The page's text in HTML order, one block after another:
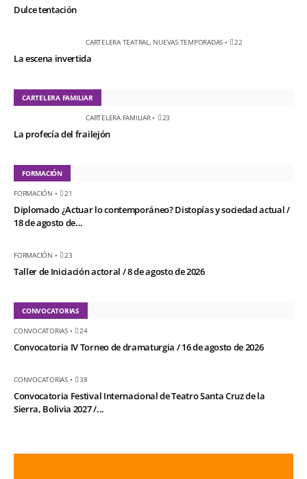
Dulce tentación
CARTELERA TEATRAL NUEVAS TEMPORADAS • 22
La escena invertida
CARTELERA FAMILIAR
CARTELERA FAMILIAR• 23
La profecía del frailejón
FORMACIÓN
FORMACIÓN • 21
Diplomado ¿Actuar lo contemporáneo? Distopías y sociedad actual /
18 de agosto de...
FORMACIÓN • 23
Taller de Iniciación actoral / 8 de agosto de 2026
CONVOCATORIAS
CONVOCATORIAS• 24
Convocatoria IV Torneo de dramaturgia / 16 de agosto de 2026
CONVOCATORIAS• 38
Convocatoria Festival Internacional de Teatro Santa Cruz de la
Sierra, Bolivia 2027 /...